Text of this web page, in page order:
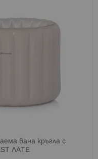
вана кръгла с
ЛАТЕ